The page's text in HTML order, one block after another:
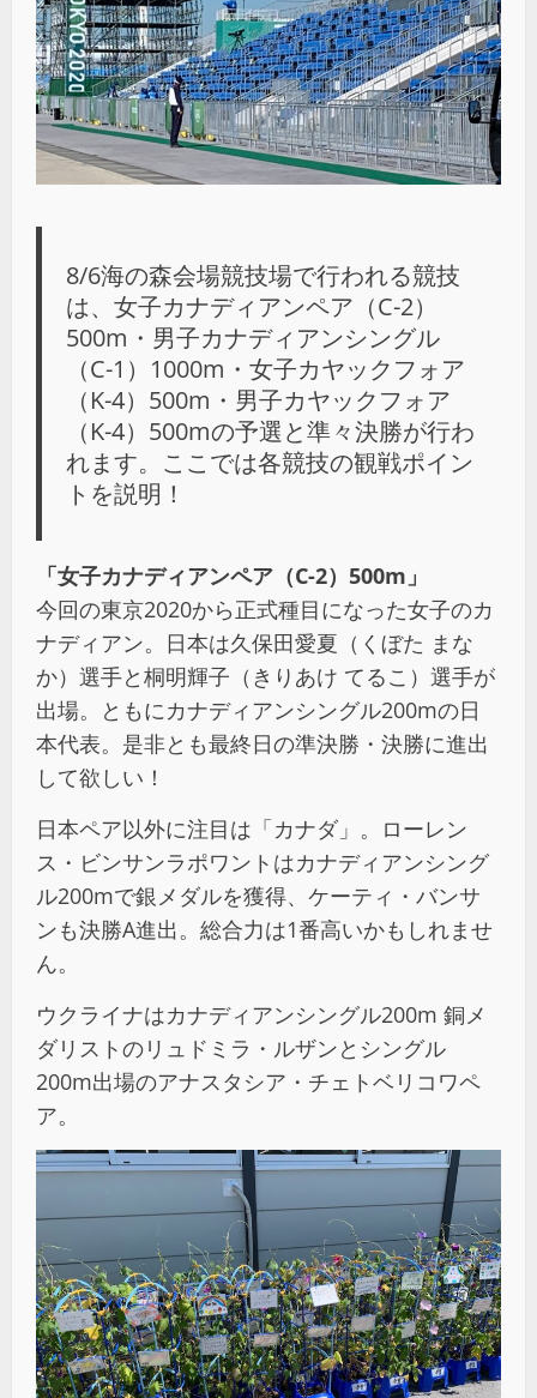
8/6海の森会場競技場で行われる競技
は、女子カナディアンペア（C-2）
500m・男子カナディアンシングル
（C-1）1000m・女子カヤックフォア
（K-4）500m・男子カヤックフォア
（K-4）500mの予選と準々決勝が行わ
れます。ここでは各競技の観戦ポイン
トを説明！
「女子カナディアンペア（C-2）500m」
今回の東京2020から正式種目になった女子のカ
ナディアン。日本は久保田愛夏（くぼた まな
か）選手と桐明輝子（きりあけ てるこ）選手が
出場。ともにカナディアンシングル200mの日
本代表。是非とも最終日の準決勝・決勝に進出
して欲しい！
日本ペア以外に注目は「カナダ」。ローレン
ス・ビンサンラポワントはカナディアンシング
ル200mで銀メダルを獲得、ケーティ・バンサ
ンも決勝A進出。総合力は1番高いかもしれませ
ん。
ウクライナはカナディアンシングル200m 銅メ
ダリストのリュドミラ・ルザンとシングル
200m出場のアナスタシア・チェトベリコワペ
ア。